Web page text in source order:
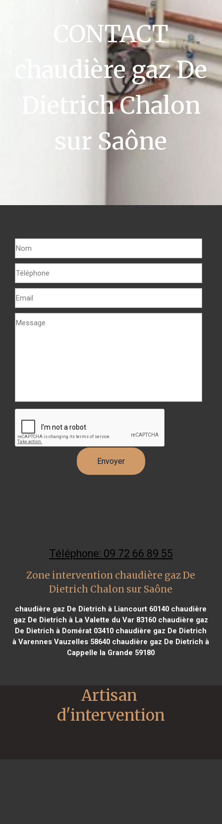
CONTACT
chaudière gaz De
Dietrich Chalon
sur Saône
Téléphone: 09 72 66 89 55
Zone intervention chaudière gaz De
Dietrich Chalon sur Saône
chaudière gaz De Dietrich à Liancourt 60140 chaudière
gaz De Dietrich à La Valette du Var 83160 chaudière gaz
De Dietrich à Domérat 03410 chaudière gaz De Dietrich
à Varennes Vauzelles 58640 chaudière gaz De Dietrich à
Cappelle la Grande 59180
Artisan
d'intervention